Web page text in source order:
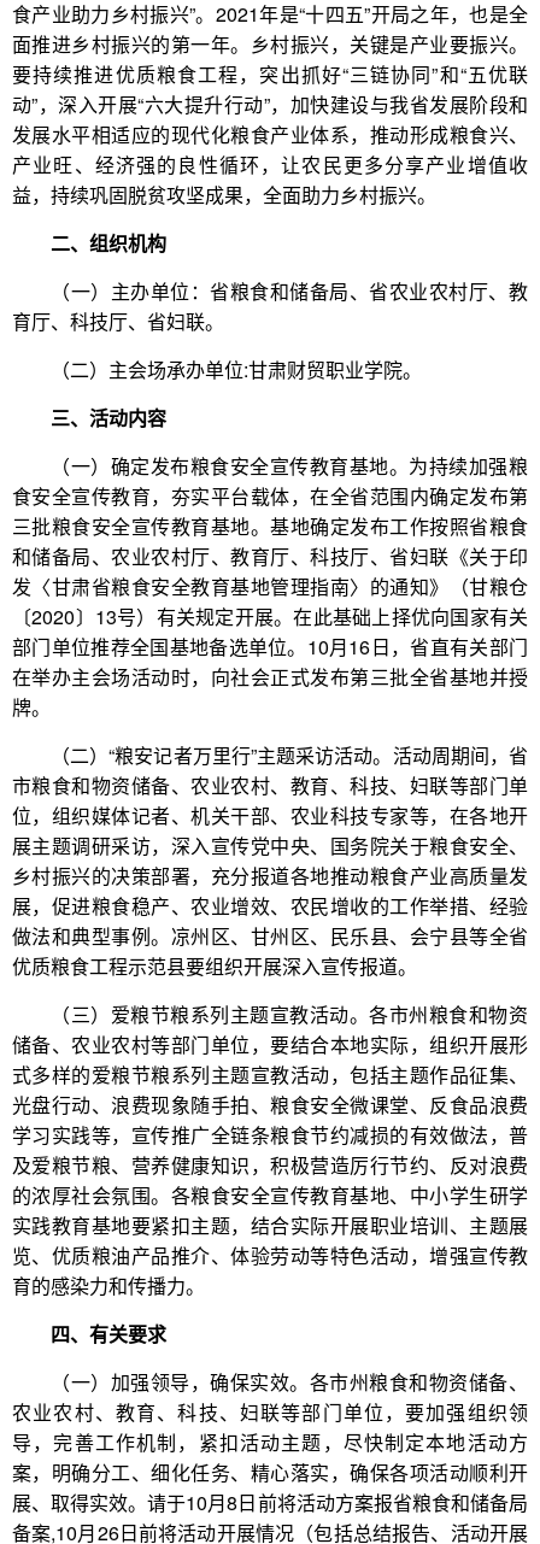
食产业助力乡村振兴”。2021年是“十四五”开局之年，也是全
面推进乡村振兴的第一年。乡村振兴，关键是产业要振兴。
要持续推进优质粮食工程，突出抓好“三链协同”和“五优联
动”，深入开展“六大提升行动”，加快建设与我省发展阶段和
发展水平相适应的现代化粮食产业体系，推动形成粮食兴、
产业旺、经济强的良性循环，让农民更多分享产业增值收
益，持续巩固脱贫攻坚成果，全面助力乡村振兴。
二、组织机构
（一）主办单位：省粮食和储备局、省农业农村厅、教
育厅、科技厅、省妇联。
（二）主会场承办单位:甘肃财贸职业学院。
三、活动内容
（一）确定发布粮食安全宣传教育基地。为持续加强粮
食安全宣传教育，夯实平台载体，在全省范围内确定发布第
三批粮食安全宣传教育基地。基地确定发布工作按照省粮食
和储备局、农业农村厅、教育厅、科技厅、省妇联《关于印
发〈甘肃省粮食安全教育基地管理指南〉的通知》（甘粮仓
〔2020〕13号）有关规定开展。在此基础上择优向国家有关
部门单位推荐全国基地备选单位。10月16日，省直有关部门
在举办主会场活动时，向社会正式发布第三批全省基地并授
牌。
（二）“粮安记者万里行”主题采访活动。活动周期间，省
市粮食和物资储备、农业农村、教育、科技、妇联等部门单
位，组织媒体记者、机关干部、农业科技专家等，在各地开
展主题调研采访，深入宣传党中央、国务院关于粮食安全、
乡村振兴的决策部署，充分报道各地推动粮食产业高质量发
展，促进粮食稳产、农业增效、农民增收的工作举措、经验
做法和典型事例。凉州区、甘州区、民乐县、会宁县等全省
优质粮食工程示范县要组织开展深入宣传报道。
（三）爱粮节粮系列主题宣教活动。各市州粮食和物资
储备、农业农村等部门单位，要结合本地实际，组织开展形
式多样的爱粮节粮系列主题宣教活动，包括主题作品征集、
光盘行动、浪费现象随手拍、粮食安全微课堂、反食品浪费
学习实践等，宣传推广全链条粮食节约减损的有效做法，普
及爱粮节粮、营养健康知识，积极营造厉行节约、反对浪费
的浓厚社会氛围。各粮食安全宣传教育基地、中小学生研学
实践教育基地要紧扣主题，结合实际开展职业培训、主题展
览、优质粮油产品推介、体验劳动等特色活动，增强宣传教
育的感染力和传播力。
四、有关要求
（一）加强领导，确保实效。各市州粮食和物资储备、
农业农村、教育、科技、妇联等部门单位，要加强组织领
导，完善工作机制，紧扣活动主题，尽快制定本地活动方
案，明确分工、细化任务、精心落实，确保各项活动顺利开
展、取得实效。请于10月8日前将活动方案报省粮食和储备局
备案,10月26日前将活动开展情况（包括总结报告、活动开展